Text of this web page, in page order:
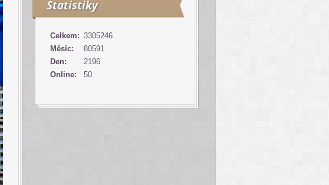
Statistiky
Online: 50
Celkem: 3305246
Měsíc:
80591
Den:
2196